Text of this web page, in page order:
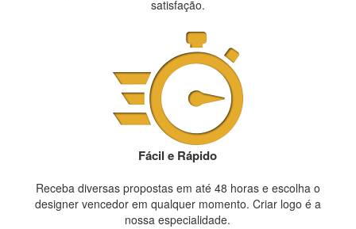
satisfação.
Fácil e Rápido
Receba diversas propostas em até 48 horas e escolha o
designer vencedor em qualquer momento. Criar logo é a
nossa especialidade.